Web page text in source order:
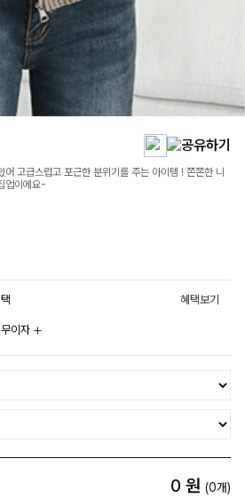
고급스럽고 포근한 분위기를 주는 아이템 ! 쫀쫀한 니
업이에요-
혜택보기
이자
0 원 (0개)